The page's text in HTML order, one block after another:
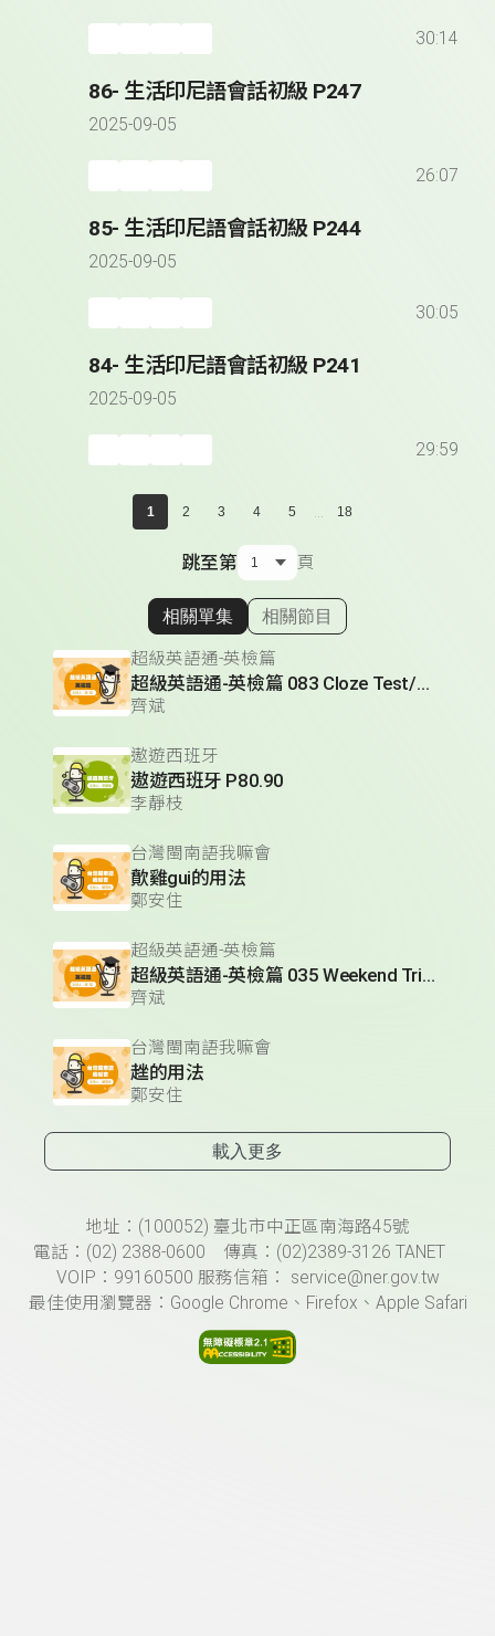
30:14
86- 生活印尼語會話初級 P247
2025-09-05
26:07
85- 生活印尼語會話初級 P244
2025-09-05
30:05
84- 生活印尼語會話初級 P241
2025-09-05
29:59
1 2 3 4 5 ... 18
跳至第 頁
顯示相關單集
相關單集 相關節目
超級英語通-英檢篇
超級英語通-英檢篇 083 Cloze Test/段落填空-13
齊斌
遨遊西班牙
遨遊西班牙 P80.90
李靜枝
台灣閩南語我嘛會
歕雞gui的用法
鄭安住
超級英語通-英檢篇
超級英語通-英檢篇 035 Weekend Trip- 週末旅遊
齊斌
台灣閩南語我嘛會
趖的用法
鄭安住
載入更多
頁尾資訊地址：(100052) 臺北市中正區南海路45號
電話：(02) 2388-0600 傳真：(02)2389-3126 TANET
VOIP：99160500 服務信箱： service@ner.gov.tw
最佳使用瀏覽器：Google Chrome、Firefox、Apple Safari